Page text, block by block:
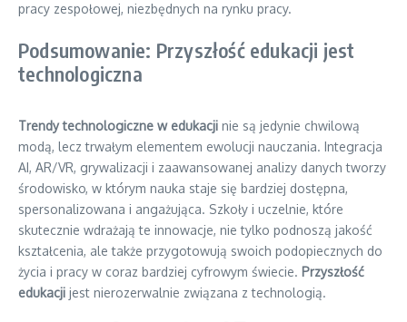
pracy zespołowej, niezbędnych na rynku pracy.
Podsumowanie: Przyszłość edukacji jest
technologiczna
Trendy technologiczne w edukacji nie są jedynie chwilową
modą, lecz trwałym elementem ewolucji nauczania. Integracja
AI, AR/VR, grywalizacji i zaawansowanej analizy danych tworzy
środowisko, w którym nauka staje się bardziej dostępna,
spersonalizowana i angażująca. Szkoły i uczelnie, które
skutecznie wdrażają te innowacje, nie tylko podnoszą jakość
kształcenia, ale także przygotowują swoich podopiecznych do
życia i pracy w coraz bardziej cyfrowym świecie. Przyszłość
edukacji jest nierozerwalnie związana z technologią.